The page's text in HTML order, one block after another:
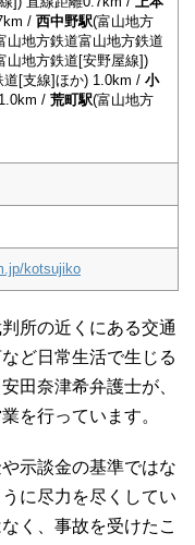
/ 西中野駅(富山地方
山地方鉄道富山地方鉄道
山地方鉄道[安野屋線])
道[支線]ほか) 1.0km / 小
/ 荒町駅(富山地方
kotsujiko
所の近くにある交通
ど日常生活で生じる
田奈津希弁護士が、
を行っています。
示談金の基準ではな
に尽力を尽くしてい
く、事故を受けたこ